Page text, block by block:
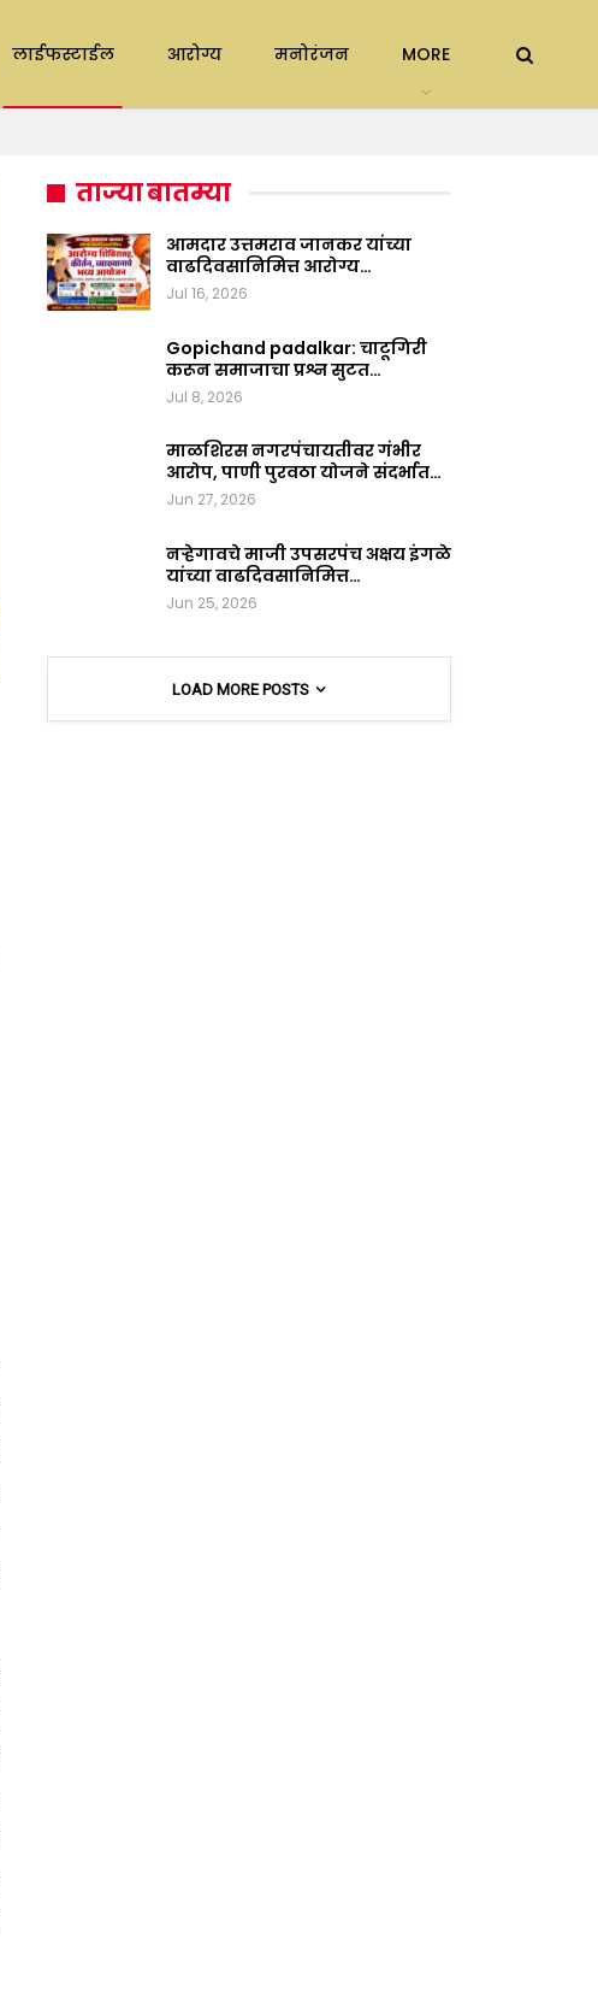
लाईफस्टाईल आरोग्य मनोरंजन MORE
ताज्या बातम्या
आमदार उत्तमराव जानकर यांच्या
वाढदिवसानिमित्त आरोग्य…
Jul 16, 2026
Gopichand padalkar: चाटूगिरी
करून समाजाचा प्रश्न सुटत…
Jul 8, 2026
माळशिरस नगरपंचायतीवर गंभीर
आरोप, पाणी पुरवठा योजने संदर्भात…
Jun 27, 2026
नऱ्हेगावचे माजी उपसरपंच अक्षय इंगळे
यांच्या वाढदिवसानिमित्त…
Jun 25, 2026
LOAD MORE POSTS